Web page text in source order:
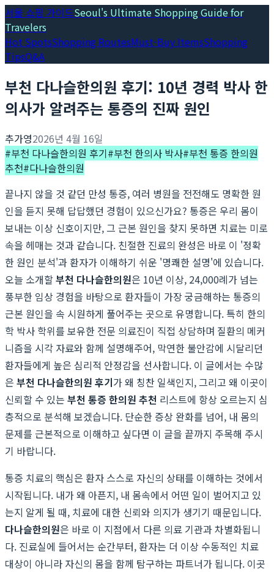
서울 쇼핑 가이드Seoul's Ultimate Shopping Guide for
Travelers
Hot SpotsShopping RoutesMust-Buy ItemsShopping
TipsQ&A
부천 다나슬한의원 후기: 10년 경력 박사 한
의사가 알려주는 통증의 진짜 원인
추가영2026년 4월 16일
#부천 다나슬한의원 후기#부천 한의사 박사#부천 통증 한의원
추천#다나슬한의원
끝나지 않을 것 같던 만성 통증, 여러 병원을 전전해도 명확한 원
인을 듣지 못해 답답했던 경험이 있으신가요? 통증은 우리 몸이
보내는 이상 신호이지만, 그 근본 원인을 찾지 못하면 치료는 미로
속을 헤매는 것과 같습니다. 친절한 진료의 완성은 바로 이 '정확
한 원인 분석'과 환자가 이해하기 쉬운 '명쾌한 설명'에 있습니다.
오늘 소개할부천 다나슬한의원은 10년 이상, 24,000례가 넘는
풍부한 임상 경험을 바탕으로 환자들이 가장 궁금해하는 통증의
근본 원인을 속 시원하게 풀어주는 곳으로 유명합니다. 특히 한의
학 박사 학위를 보유한 전문 의료진이 직접 상담하며 질환의 메커
니즘을 시각 자료와 함께 설명해주어, 막연한 불안감에 시달리던
환자들에게 높은 심리적 안정감을 선사합니다. 이 글에서는 수많
은 부천 다나슬한의원 후기가 왜 칭찬 일색인지, 그리고 왜 이곳이
신뢰할 수 있는 부천 통증 한의원 추천 리스트에 항상 오르는지 심
층적으로 분석해 보겠습니다. 단순한 증상 완화를 넘어, 내 몸의
문제를 근본적으로 이해하고 싶다면 이 글을 끝까지 주목해 주시
기 바랍니다.
통증 치료의 핵심은 환자 스스로 자신의 상태를 이해하는 것에서
시작됩니다. 내가 왜 아픈지, 내 몸속에서 어떤 일이 벌어지고 있
는지 알게 될 때, 치료에 대한 신뢰와 의지가 생기기 때문입니다.
다나슬한의원은 바로 이 지점에서 다른 의료 기관과 차별화됩니
다. 진료실에 들어서는 순간부터, 환자는 더 이상 수동적인 치료
대상이 아니라 자신의 몸을 함께 탐구하는 파트너가 됩니다. 이곳